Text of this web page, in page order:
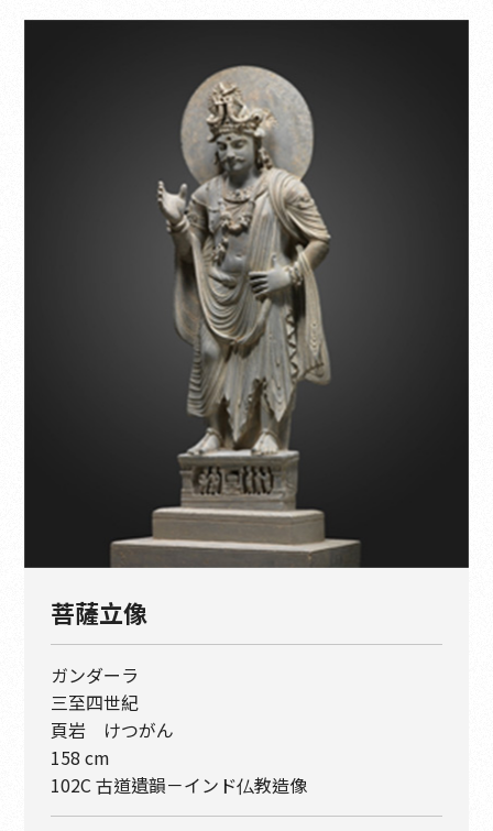
心中丘壑－館蔵書画
時代書魂－歴代書法拓本
木彫分館：木華美名を残す
木彫分館：木法造化
木彫分館：漆彩光陰
木彫分館：木華乾坤
木彫分館：元明仏教造像
木彫分館：遼金時代の仏教造像
木彫分館：唐宋の仏教造像
菩薩立像
ガンダーラ
三至四世紀
頁岩 けつがん
158 cm
102C 古道遺韻－インド仏教造像